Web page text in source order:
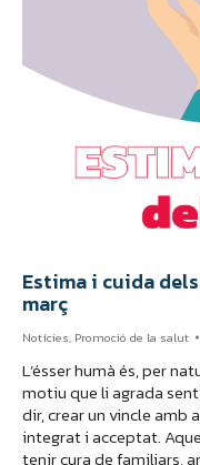
Estima i cuida
març
Notícies, Promoció de la salut
L’ésser humà és, per
motiu que li agrada
dir, crear un vincle amb
integrat i acceptat.
tenir cura de familiars,